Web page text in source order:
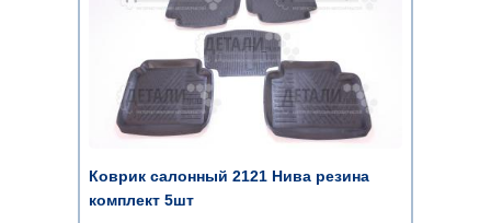
Коврик салонный 2121 Нива резина
комплект 5шт